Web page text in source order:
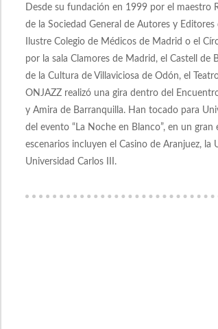
Desde su fundación en 1999 por el maestro
de la Sociedad General de Autores y
Ilustre Colegio de Médicos de Madrid o el
por la sala Clamores de Madrid, el Castell de
de la Cultura de Villaviciosa de Odón, el
ONJAZZ realizó una gira dentro del
y Amira de Barranquilla. Han tocado para
del evento “La Noche en Blanco”, en un
escenarios incluyen el Casino de Aranjuez,
Universidad Carlos III.